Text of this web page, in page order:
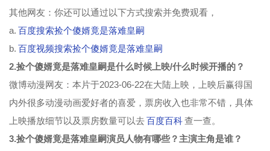
其他网友：你还可以通过以下方式搜索并免费观看，
a. 百度搜索捡个傻婿竟是落难皇嗣
b. 百度视频搜索捡个傻婿竟是落难皇嗣
2.捡个傻婿竟是落难皇嗣是什么时候上映/什么时候开播的？
微博动漫网友：本片于2023-06-22在大陆上映，上映后赢得国
内外很多动漫动画爱好者的喜爱，票房收入也非常不错，具体
上映播放细节以及票房数量可以去百度百科查一查。
3.捡个傻婿竟是落难皇嗣演员人物有哪些？主演主角是谁？